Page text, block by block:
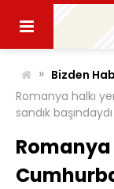
content
» Bizden
Romanya halkı
sandık başındaydı
Romanya